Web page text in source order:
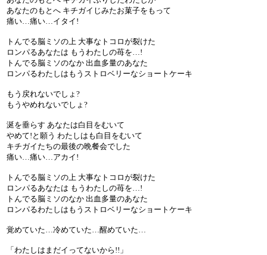
あなたのもとへ キチガイじみたお菓子をもって
痛い…痛い…イタイ!
トんでる脳ミソの上 大事なトコロが裂けた
ロンパるあなたは もうわたしの苺を…!
トんでる脳ミソのなか 出血多量のあなた
ロンパるわたしはもうストロベリーなショートケーキ
もう戻れないでしょ?
もうやめれないでしょ?
涎を垂らす あなたは白目をむいて
やめて!と願う わたしはも白目をむいて
キチガイたちの最後の晩餐会でした
痛い…痛い…アカイ!
トんでる脳ミソの上 大事なトコロが裂けた
ロンパるあなたは もうわたしの苺を…!
トんでる脳ミソのなか 出血多量のあなた
ロンパるわたしはもうストロベリーなショートケーキ
覚めていた…冷めていた…醒めていた…
「わたしはまだイってないから!!」